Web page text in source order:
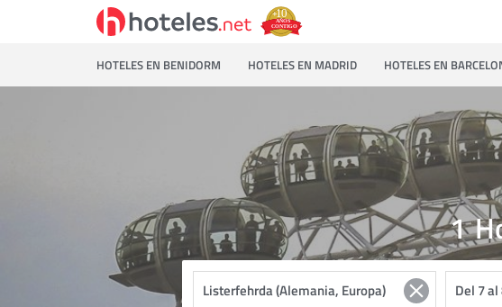
HOTELES EN BENIDORM HOTELES EN MADRID HOTELES EN
1